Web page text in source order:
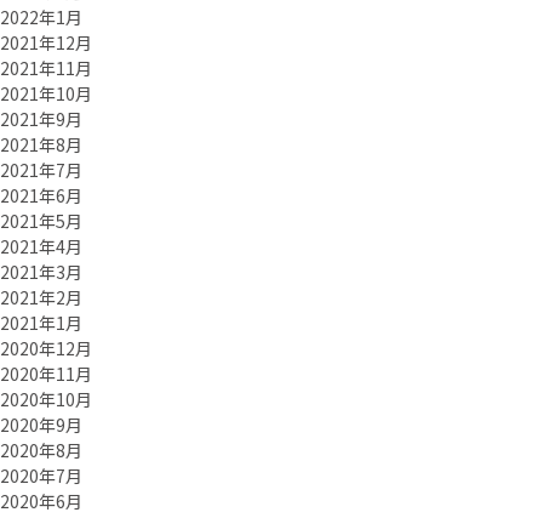
2022年1月
2021年12月
2021年11月
2021年10月
2021年9月
2021年8月
2021年7月
2021年6月
2021年5月
2021年4月
2021年3月
2021年2月
2021年1月
2020年12月
2020年11月
2020年10月
2020年9月
2020年8月
2020年7月
2020年6月